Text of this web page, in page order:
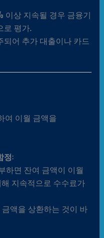
이상 지속될 경우 금융기
로 평가.
어 추가 대출이나 카드
여 이월 금액을
정:
하면 잔여 금액이 이월
지속적으로 수수료가
액을 상환하는 것이 바